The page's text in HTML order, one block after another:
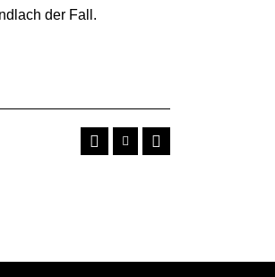
der Fall.